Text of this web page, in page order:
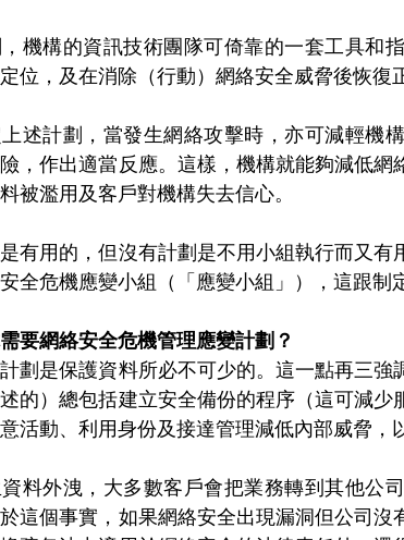
機構的資訊技術團隊可倚靠的一套工具和
位，及在消除（行動）網絡安全威脅後恢復
述計劃，當發生網絡攻擊時，亦可減輕機
，作出適當反應。這樣，機構就能夠減低
被濫用及客戶對機構失去信心。
有用的，但沒有計劃是不用小組執行而又
全危機應變小組（「應變小組」），這跟制
要網絡安全危機管理應變計劃？
劃是保護資料所必不可少的。這一點再三
的）總包括建立安全備份的程序（這可減少
活動、利用身份及接達管理減低內部威脅，
料外洩，大多數客戶會把業務轉到其他公
這個事實，如果網絡安全出現漏洞但公司